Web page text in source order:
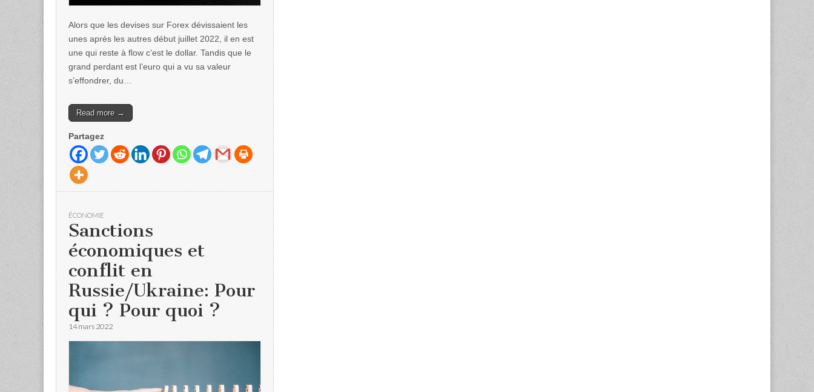
Alors que les devises sur Forex dévissaient les
unes après les autres début juillet 2022, il en est
une qui reste à flow c’est le dollar. Tandis que le
grand perdant est l’euro qui a vu sa valeur
s’effondrer, du…
Read more →
Partagez
ÉCONOMIE
Sanctions
économiques et
conflit en
Russie/Ukraine: Pour
qui ? Pour quoi ?
14 mars 2022